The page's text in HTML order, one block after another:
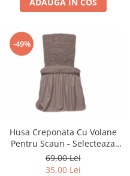
-49%
Husa Creponata Cu Volane
Pentru Scaun - Selecteaza
Culoarea Dorita
69,00 Lei
35,00 Lei